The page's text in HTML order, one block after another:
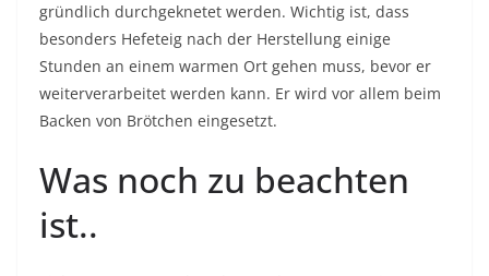
gründlich durchgeknetet werden. Wichtig ist, dass
besonders Hefeteig nach der Herstellung einige
Stunden an einem warmen Ort gehen muss, bevor er
weiterverarbeitet werden kann. Er wird vor allem beim
Backen von Brötchen eingesetzt.
Was noch zu beachten
ist..